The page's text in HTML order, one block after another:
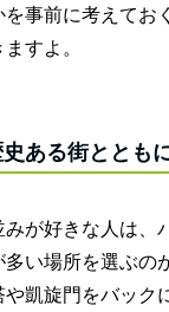
事前に考えてお
すよ。
ある街ととも
が好きな人は、
い場所を選ぶの
凱旋門をバック